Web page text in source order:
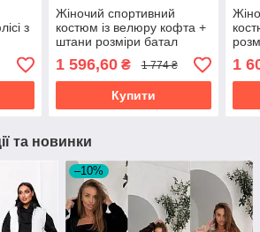
з
Жіночий спортивний
костюм із велюру кофта +
штани розміри батал
1 596,60₴ 1 774 ₴
Купити
1
та новинки
–10%